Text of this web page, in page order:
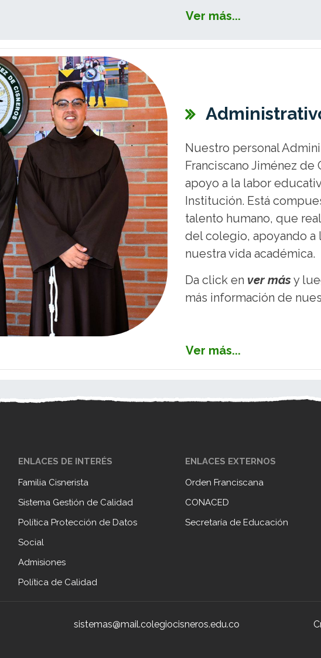
Ver más...
Nuestro personal
Franciscano Jiménez
apoyo a la labor
Institución. Está
talento humano, que
del colegio, apoyando a
nuestra vida académica.
Da click en ver más y
más información de
Ver más...
ENLACES DE INTERÉS
Familia Cisnerista
Sistema Gestión de Calidad
Política Protección de Datos
Social
Admisiones
Política de Calidad
ENLACES EXTERNOS
Orden Franciscana
CONACED
Secretaría de Educación
sistemas@mail.colegiocisneros.edu.co